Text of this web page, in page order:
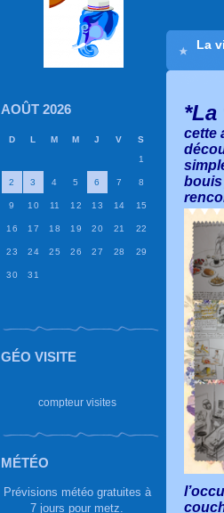
AOÛT 2026
D L M M J V
S
1
2 3 4 5 6 7 8
9 10 11 12 13 14 15
16 17 18 19 20 21 22
23 24 25 26 27 28 29
30 31
GÉO VISITE
compteur visites
MÉTÉO
Prévisions météo gratuites à
7 jours pour metz.
La
*La
cette
bouis